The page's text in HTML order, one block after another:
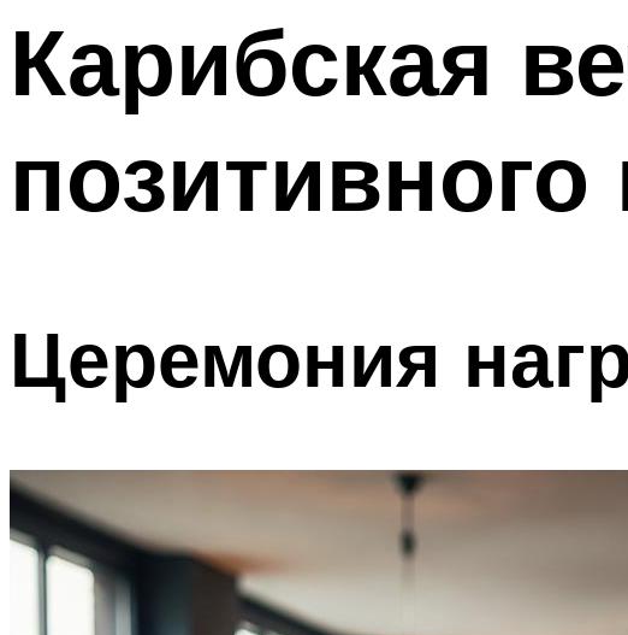
Карибская
Церемония